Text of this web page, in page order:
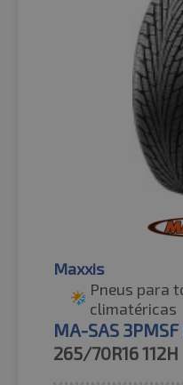
Maxxis
Pneus para
climatéricas
MA-SAS
265/70R16112H